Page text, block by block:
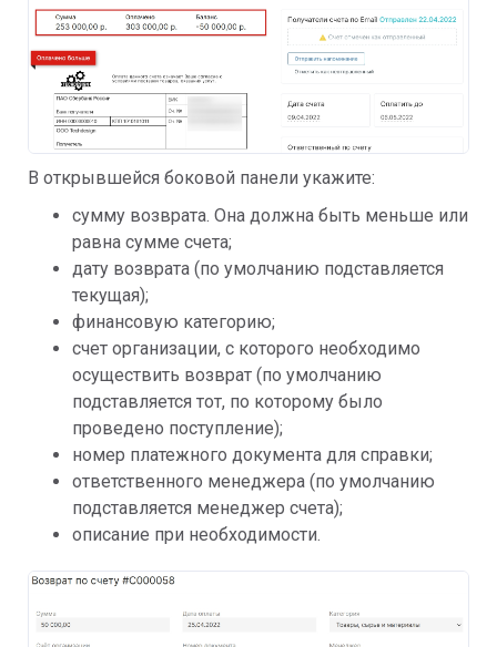
В открывшейся боковой панели укажите:
сумму возврата. Она должна быть меньше или
равна сумме счета;
дату возврата (по умолчанию подставляется
текущая);
финансовую категорию;
счет организации, с которого необходимо
осуществить возврат (по умолчанию
подставляется тот, по которому было
проведено поступление);
номер платежного документа для справки;
ответственного менеджера (по умолчанию
подставляется менеджер счета);
описание при необходимости.